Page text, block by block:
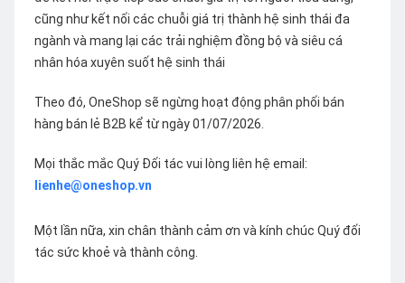
cũng như kết nối các chuỗi giá trị thành hệ sinh thái đa
ngành và mang lại các trải nghiệm đồng bộ và siêu cá
nhân hóa xuyên suốt hệ sinh thái
Theo đó, OneShop sẽ ngừng hoạt động phân phối bán
hàng bán lẻ B2B kể từ ngày 01/07/2026.
Mọi thắc mắc Quý Đối tác vui lòng liên hệ email:
lienhe@oneshop.vn
Một lần nữa, xin chân thành cảm ơn và kính chúc Quý đối
tác sức khoẻ và thành công.